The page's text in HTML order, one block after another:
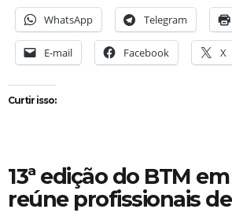
WhatsApp Telegram
E-mail Facebook X
Curtir isso:
13ª edição do BTM
reúne profissionais de